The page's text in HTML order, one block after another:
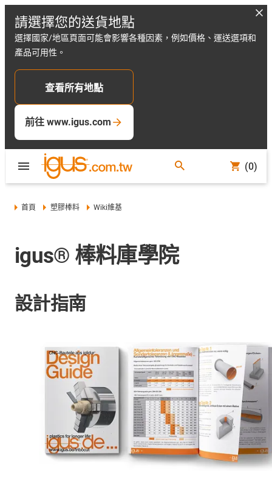
請選擇您的送貨地點
選擇國家/地區頁面可能會影響各種因素，例如價格、運送選項和
產品可用性。
查看所有地點
前往 www.igus.com
(0)
首頁 塑膠棒料 Wiki維基
igus® 棒料庫學院
設計指南